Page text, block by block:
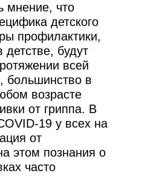
мнение, что
детского
профилактики,
будут
всей
большинство в
возрасте
от гриппа. В
19 у всех на
от
этом познания о
часто